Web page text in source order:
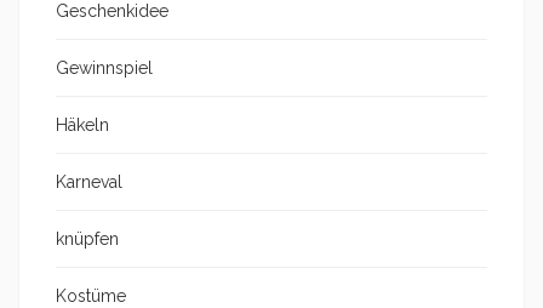
Geschenkidee
Gewinnspiel
Häkeln
Karneval
knüpfen
Kostüme